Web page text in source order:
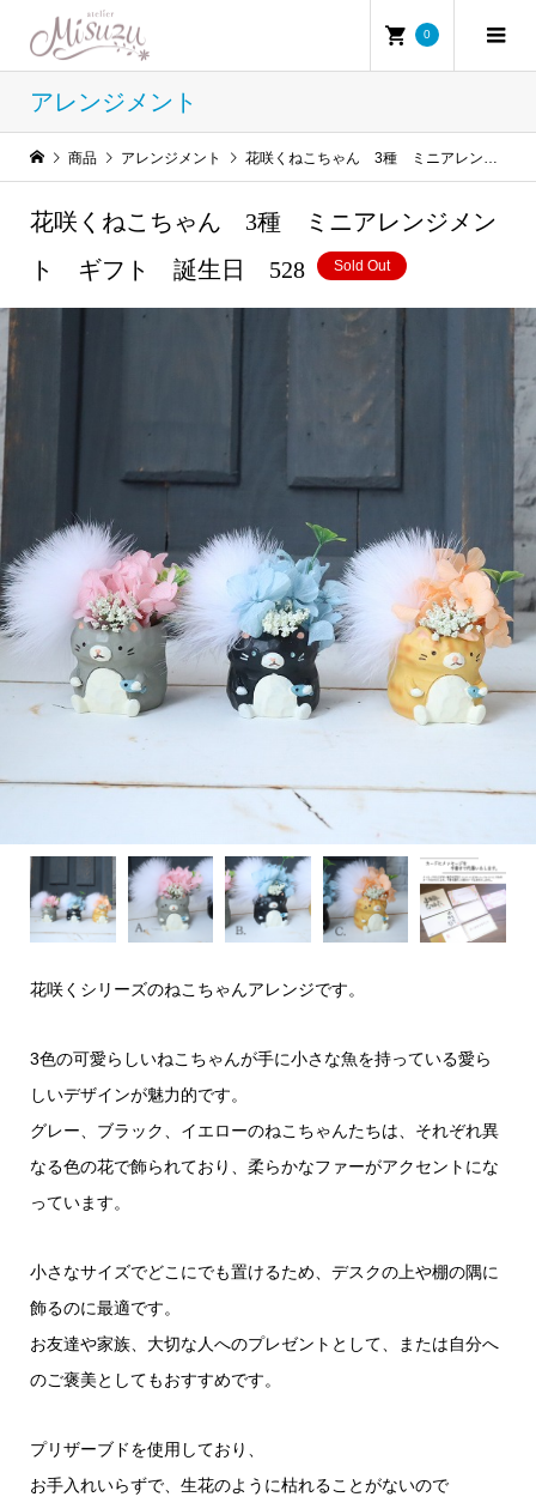
0
アレンジメント
商品 アレンジメント 花咲くねこちゃん 3種 ミニアレンジメント ギフト 誕生日 528
花咲くねこちゃん 3種 ミニアレンジメン
ト ギフト 誕生日 528
Sold Out
花咲くシリーズのねこちゃんアレンジです。
3色の可愛らしいねこちゃんが手に小さな魚を持っている愛ら
しいデザインが魅力的です。
グレー、ブラック、イエローのねこちゃんたちは、それぞれ異
なる色の花で飾られており、柔らかなファーがアクセントにな
っています。
小さなサイズでどこにでも置けるため、デスクの上や棚の隅に
飾るのに最適です。
お友達や家族、大切な人へのプレゼントとして、または自分へ
のご褒美としてもおすすめです。
プリザーブドを使用しており、
お手入れいらずで、生花のように枯れることがないので